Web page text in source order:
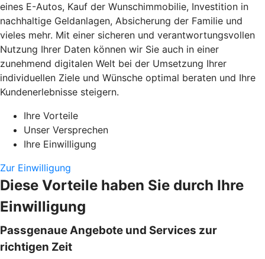
eines E-Autos, Kauf der Wunschimmobilie, Investition in
nachhaltige Geldanlagen, Absicherung der Familie und
vieles mehr. Mit einer sicheren und verantwortungsvollen
Nutzung Ihrer Daten können wir Sie auch in einer
zunehmend digitalen Welt bei der Umsetzung Ihrer
individuellen Ziele und Wünsche optimal beraten und Ihre
Kundenerlebnisse steigern.
Ihre Vorteile
Unser Versprechen
Ihre Einwilligung
Zur Einwilligung
Diese Vorteile haben Sie durch Ihre
Einwilligung
Passgenaue Angebote und Services zur
richtigen Zeit